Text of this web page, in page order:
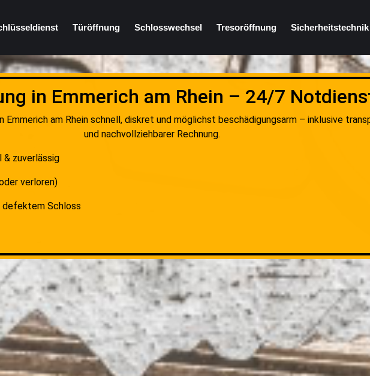
Türöffnung Schlosswechsel Tresoröffnung Sicherheitstechnik
in Emmerich am Rhein – 24/7
am Rhein schnell, diskret und möglichst beschädigungsarm – inklusive
und nachvollziehbarer Rechnung.
& zuverlässig
verloren)
defektem Schloss